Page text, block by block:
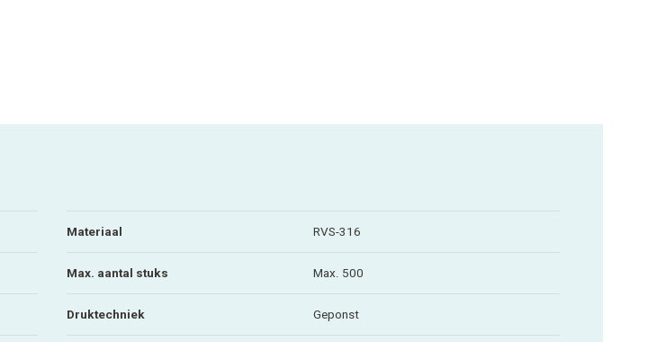
Materiaal RVS-316
Max. aantal stuks Max. 500
Druktechniek Geponst